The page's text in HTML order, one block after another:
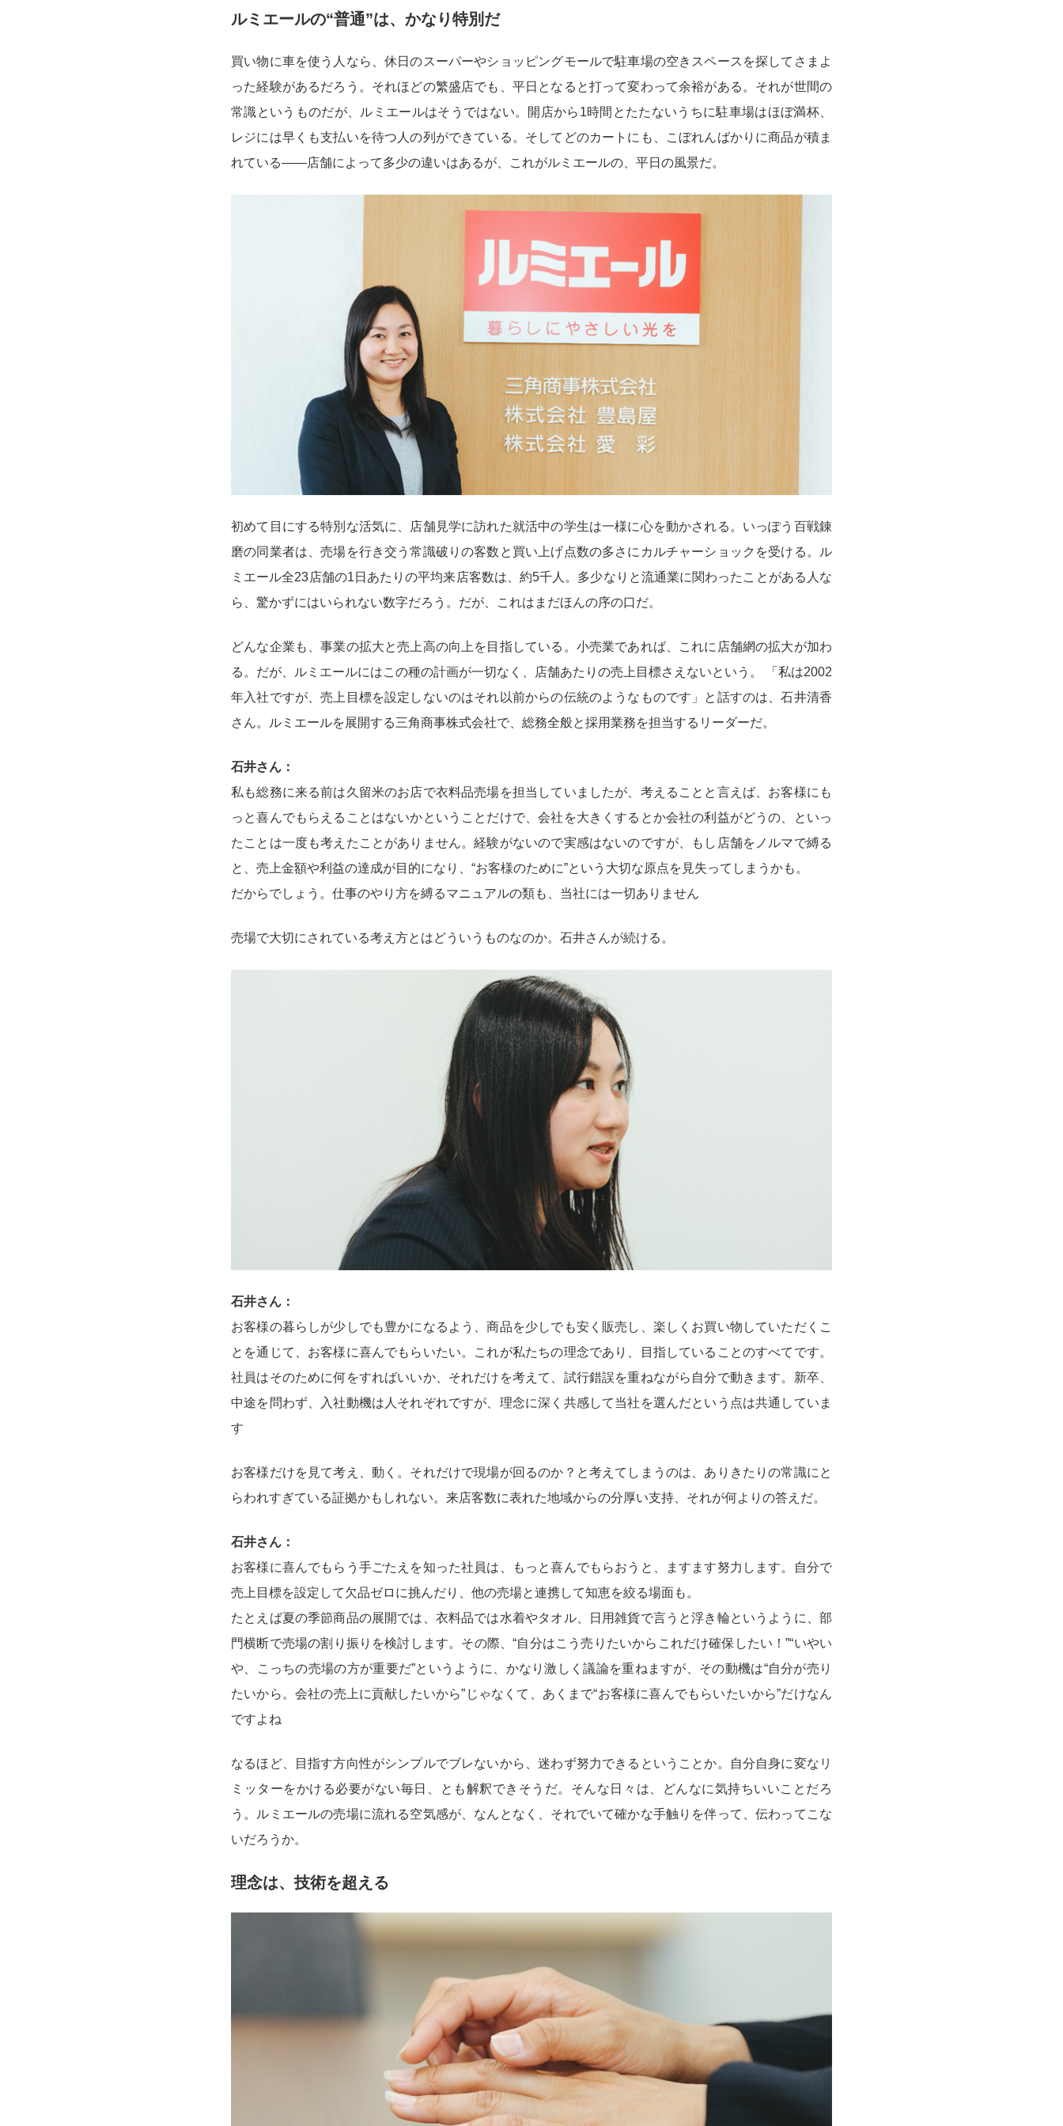
ルミエールの“普通”は、かなり特別だ
買い物に車を使う人なら、休日のスーパーやショッピングモールで駐車場の空きスペースを探してさまよ
った経験があるだろう。それほどの繁盛店でも、平日となると打って変わって余裕がある。それが世間の
常識というものだが、ルミエールはそうではない。開店から1時間とたたないうちに駐車場はほぼ満杯、
レジには早くも支払いを待つ人の列ができている。そしてどのカートにも、こぼれんばかりに商品が積ま
れている――店舗によって多少の違いはあるが、これがルミエールの、平日の風景だ。
初めて目にする特別な活気に、店舗見学に訪れた就活中の学生は一様に心を動かされる。いっぽう百戦錬
磨の同業者は、売場を行き交う常識破りの客数と買い上げ点数の多さにカルチャーショックを受ける。ル
ミエール全23店舗の1日あたりの平均来店客数は、約5千人。多少なりと流通業に関わったことがある人な
ら、驚かずにはいられない数字だろう。だが、これはまだほんの序の口だ。
どんな企業も、事業の拡大と売上高の向上を目指している。小売業であれば、これに店舗網の拡大が加わ
る。だが、ルミエールにはこの種の計画が一切なく、店舗あたりの売上目標さえないという。 「私は2002
年入社ですが、売上目標を設定しないのはそれ以前からの伝統のようなものです」と話すのは、石井清香
さん。ルミエールを展開する三角商事株式会社で、総務全般と採用業務を担当するリーダーだ。
石井さん：
私も総務に来る前は久留米のお店で衣料品売場を担当していましたが、考えることと言えば、お客様にも
っと喜んでもらえることはないかということだけで、会社を大きくするとか会社の利益がどうの、といっ
たことは一度も考えたことがありません。経験がないので実感はないのですが、もし店舗をノルマで縛る
と、売上金額や利益の達成が目的になり、“お客様のために”という大切な原点を見失ってしまうかも。
だからでしょう。仕事のやり方を縛るマニュアルの類も、当社には一切ありません
売場で大切にされている考え方とはどういうものなのか。石井さんが続ける。
石井さん：
お客様の暮らしが少しでも豊かになるよう、商品を少しでも安く販売し、楽しくお買い物していただくこ
とを通じて、お客様に喜んでもらいたい。これが私たちの理念であり、目指していることのすべてです。
社員はそのために何をすればいいか、それだけを考えて、試行錯誤を重ねながら自分で動きます。新卒、
中途を問わず、入社動機は人それぞれですが、理念に深く共感して当社を選んだという点は共通していま
す
お客様だけを見て考え、動く。それだけで現場が回るのか？と考えてしまうのは、ありきたりの常識にと
らわれすぎている証拠かもしれない。来店客数に表れた地域からの分厚い支持、それが何よりの答えだ。
石井さん：
お客様に喜んでもらう手ごたえを知った社員は、もっと喜んでもらおうと、ますます努力します。自分で
売上目標を設定して欠品ゼロに挑んだり、他の売場と連携して知恵を絞る場面も。
たとえば夏の季節商品の展開では、衣料品では水着やタオル、日用雑貨で言うと浮き輪というように、部
門横断で売場の割り振りを検討します。その際、“自分はこう売りたいからこれだけ確保したい！”“いやい
や、こっちの売場の方が重要だ”というように、かなり激しく議論を重ねますが、その動機は“自分が売り
たいから。会社の売上に貢献したいから”じゃなくて、あくまで“お客様に喜んでもらいたいから”だけなん
ですよね
なるほど、目指す方向性がシンプルでブレないから、迷わず努力できるということか。自分自身に変なリ
ミッターをかける必要がない毎日、とも解釈できそうだ。そんな日々は、どんなに気持ちいいことだろ
う。ルミエールの売場に流れる空気感が、なんとなく、それでいて確かな手触りを伴って、伝わってこな
いだろうか。
理念は、技術を超える